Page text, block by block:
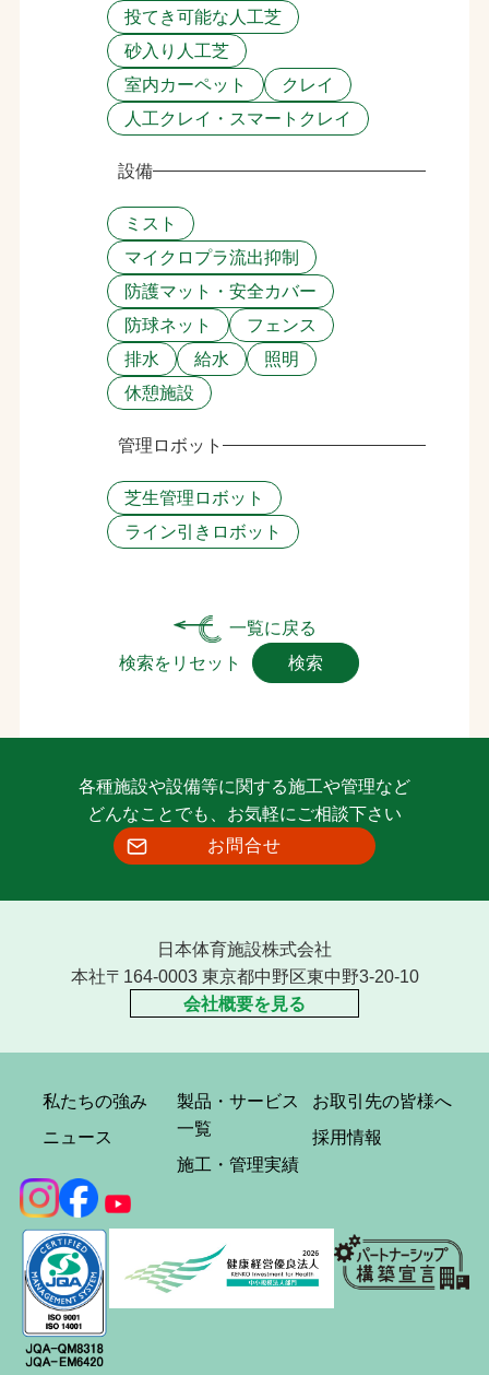
投てき可能な人工芝
砂入り人工芝
室内カーペット
クレイ
人工クレイ・スマートクレイ
設備
ミスト
マイクロプラ流出抑制
防護マット・安全カバー
防球ネット
フェンス
排水
給水
照明
休憩施設
管理ロボット
芝生管理ロボット
ライン引きロボット
一覧に戻る
検索をリセット
検索
各種施設や設備等に関する施工や管理など
どんなことでも、お気軽にご相談下さい
お問合せ
日本体育施設株式会社
本社〒164-0003 東京都中野区東中野3-20-10
会社概要を見る
私たちの強み
ニュース
製品・サービス
一覧
施工・管理実績
お取引先の皆様へ
採用情報